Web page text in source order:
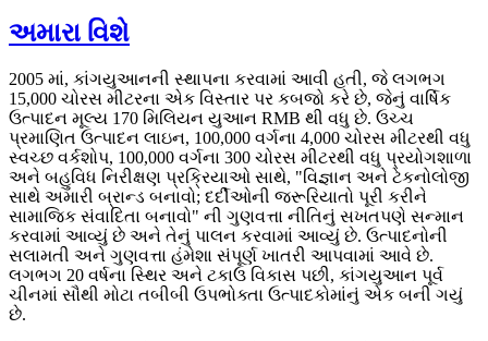
અમારા વિશે
2005 માં, કાંગયુઆનની સ્થાપના કરવામાં આવી હતી, જે લગભગ
15,000 ચોરસ મીટરના એક વિસ્તાર પર કબજો કરે છે, જેનું વાર્ષિક
ઉત્પાદન મૂલ્ય 170 મિલિયન યુઆન RMB થી વધુ છે. ઉચ્ચ
પ્રમાણિત ઉત્પાદન લાઇન, 100,000 વર્ગના 4,000 ચોરસ મીટરથી વધુ
સ્વચ્છ વર્કશોપ, 100,000 વર્ગના 300 ચોરસ મીટરથી વધુ પ્રયોગશાળા
અને બહુવિધ નિરીક્ષણ પ્રક્રિયાઓ સાથે, "વિજ્ઞાન અને ટેકનોલોજી
સાથે અમારી બ્રાન્ડ બનાવો; દર્દીઓની જરૂરિયાતો પૂરી કરીને
સામાજિક સંવાદિતા બનાવો" ની ગુણવત્તા નીતિનું સખતપણે સન્માન
કરવામાં આવ્યું છે અને તેનું પાલન કરવામાં આવ્યું છે. ઉત્પાદનોની
સલામતી અને ગુણવત્તા હંમેશા સંપૂર્ણ ખાતરી આપવામાં આવે છે.
લગભગ 20 વર્ષના સ્થિર અને ટકાઉ વિકાસ પછી, કાંગયુઆન પૂર્વ
ચીનમાં સૌથી મોટા તબીબી ઉપભોક્તા ઉત્પાદકોમાંનું એક બની ગયું
છે.